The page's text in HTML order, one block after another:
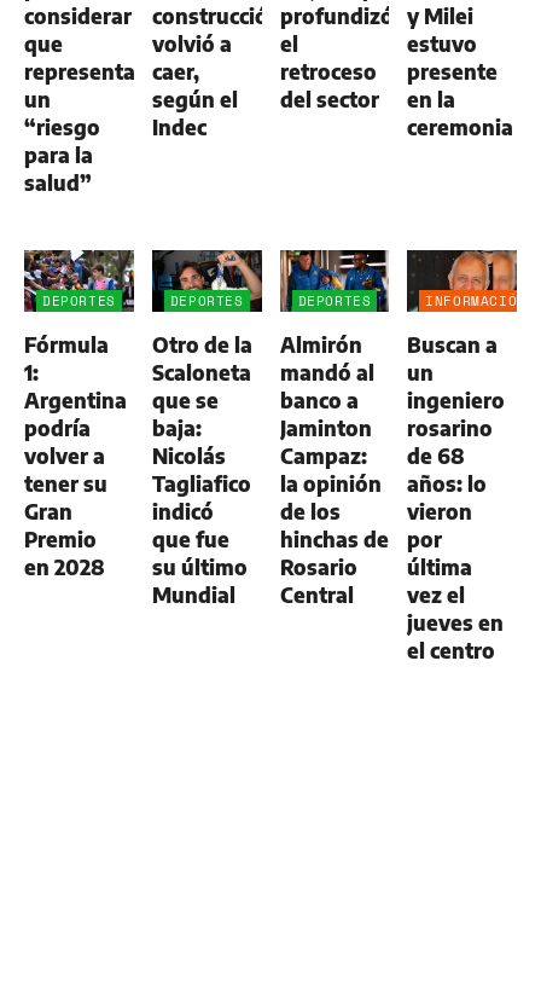
considerar
que
representa
un
“riesgo
para la
salud”
construcción
volvió a
caer,
según el
Indec
profundizó
el
retroceso
del sector
y Milei
estuvo
presente
en la
ceremonia
DEPORTES
Fórmula
1:
Argentina
podría
volver a
tener su
Gran
Premio
en 2028
DEPORTES
Otro de la
Scaloneta
que se
baja:
Nicolás
Tagliafico
indicó
que fue
su último
Mundial
DEPORTES
Almirón
mandó al
banco a
Jaminton
Campaz:
la opinión
de los
hinchas de
Rosario
Central
INFORMACIÓN
Buscan a
un
ingeniero
rosarino
de 68
años: lo
vieron
por
última
vez el
jueves en
el centro